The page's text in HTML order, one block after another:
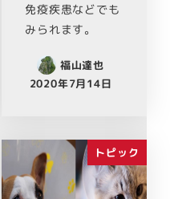
免疫疾患などでも
みられます。
福山達也
2020年7月14日
トピック